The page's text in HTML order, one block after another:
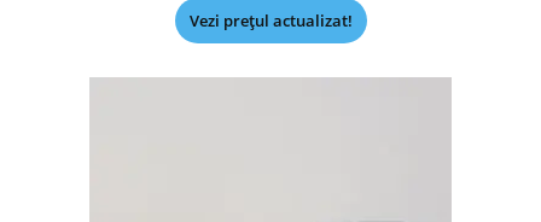
Vezi prețul actualizat!